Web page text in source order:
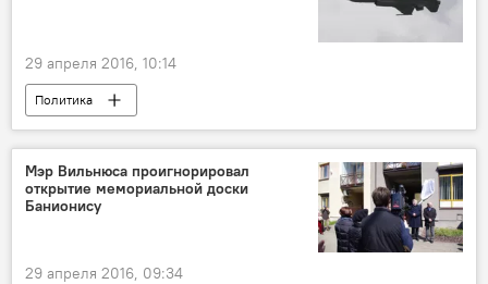
29 апреля 2016, 10:14
Политика
"Воздушная полиция" НАТО в странах Балтии
Мэр Вильнюса проигнорировал
открытие мемориальной доски
Банионису
29 апреля 2016, 09:34